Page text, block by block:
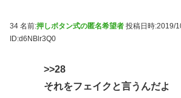
34 名前:押しボタン式の匿名希望者 投稿日時:2019/
ID:d6NBlr3Q0
>>28
それをフェイクと言うんだよ